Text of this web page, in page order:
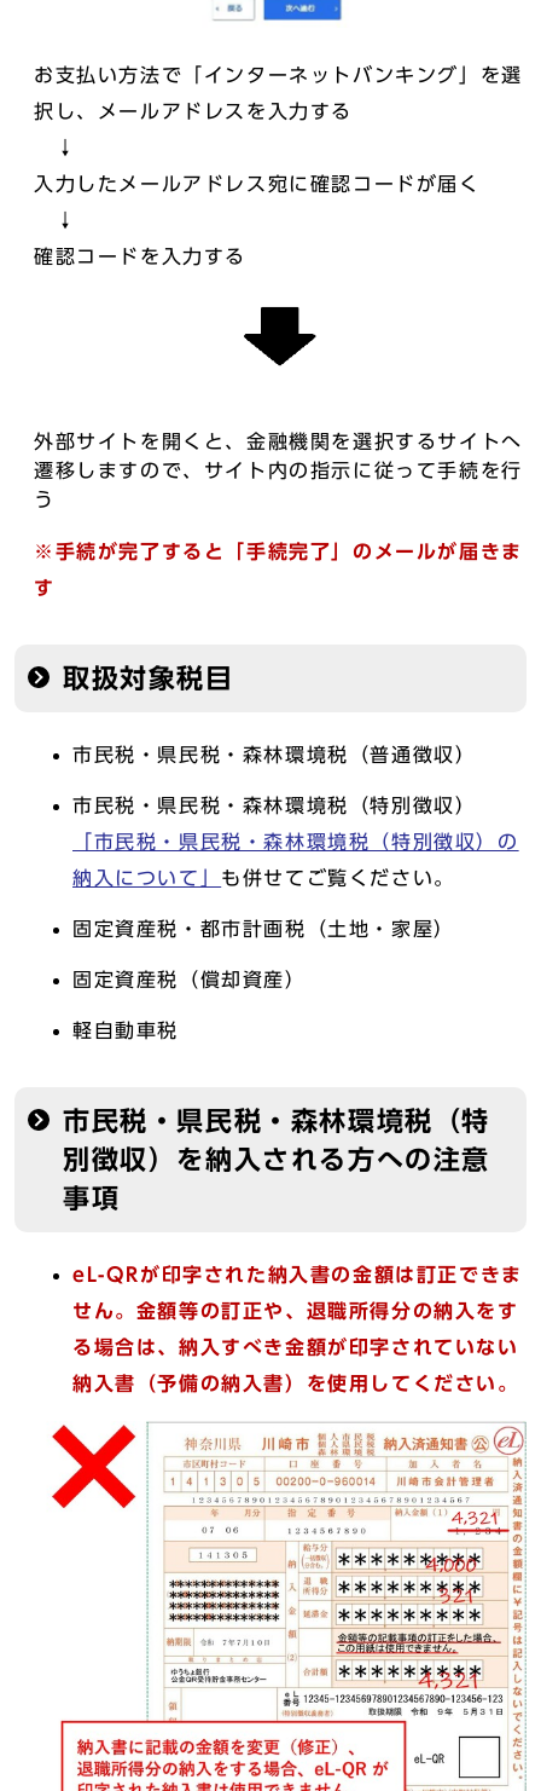
お支払い方法で「インターネットバンキング」を選
択し、メールアドレスを入力する
↓
入力したメールアドレス宛に確認コードが届く
↓
確認コードを入力する
外部サイトを開くと、金融機関を選択するサイトへ
遷移しますので、サイト内の指示に従って手続を行
う
※手続が完了すると「手続完了」のメールが届きま
す
取扱対象税目
市民税・県民税・森林環境税（普通徴収）
市民税・県民税・森林環境税（特別徴収）
「市民税・県民税・森林環境税（特別徴収）の
納入について」 も併せてご覧ください。
固定資産税・都市計画税（土地・家屋）
固定資産税（償却資産）
軽自動車税
市民税・県民税・森林環境税（特
別徴収）を納入される方への注意
事項
eL-QRが印字された納入書の金額は訂正できま
せん。金額等の訂正や、退職所得分の納入をす
る場合は、納入すべき金額が印字されていない
納入書（予備の納入書）を使用してください。